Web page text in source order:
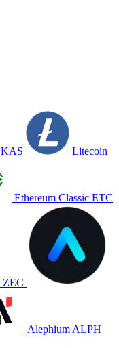
KAS Litecoin
Ethereum Classic ETC
ZEC
Alephium ALPH